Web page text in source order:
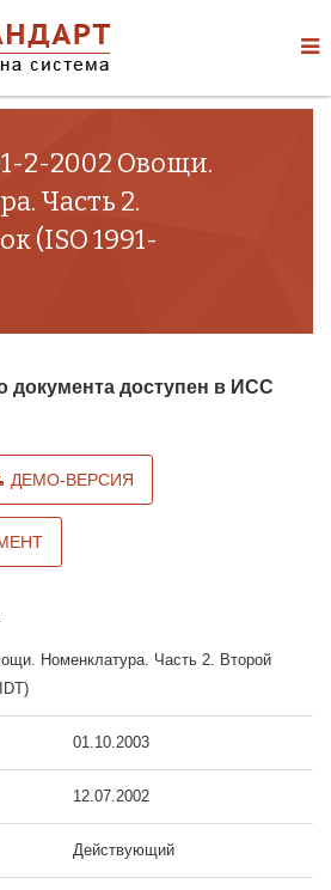
2-2002 Овощи.
Часть 2.
(ISO 1991-
документа доступен в ИСС
ДЕМО-ВЕРСИЯ
Номенклатура. Часть 2. Второй
01.10.2003
12.07.2002
Действующий